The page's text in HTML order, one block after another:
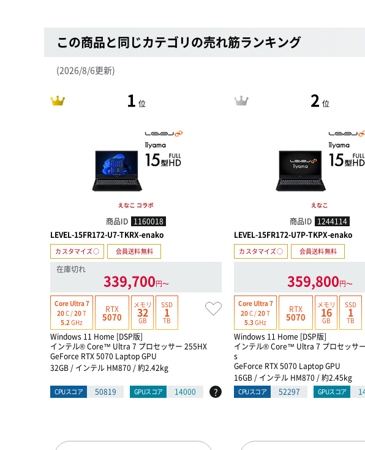
この商品と同じカテゴリの売れ筋ランキング
(2026/8/6更新)
1 位
商品ID 1160018
LEVEL-15FR172-U7-TKRX-enako
カスタマイズ○ 会員送料無料
在庫切れ
339,700円〜
Core Ultra 7
20C /20T
5.2GHz
RTX
5070
メモリ
32
GB
SSD
1
TB
Windows 11 Home [DSP版]
インテル® Core™ Ultra 7 プロセッサー 255HX
GeForce RTX 5070 Laptop GPU
32GB / インテル HM870 / 約2.42kg
CPUスコア 50819 GPUスコア 14000 ?
2 位
商品ID 1244114
LEVEL-15FR172-U7P-TKPX-enako
カスタマイズ○ 会員送料無料
359,800円〜
Core Ultra 7
20C /20T
5.3GHz
RTX
5070
メモリ
16
GB
SSD
1
TB
Windows 11 Home [DSP版]
インテル® Core™ Ultra 7 プロセッサ
s
GeForce RTX 5070 Laptop GPU
16GB / インテル HM870 / 約2.45kg
CPUスコア 52297 GPUスコア